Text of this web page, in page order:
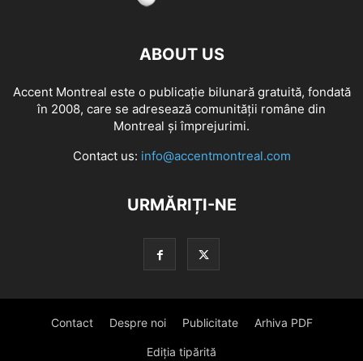
ABOUT US
Accent Montreal este o publicație bilunară gratuită, fondată
în 2008, care se adresează comunităţii române din
Montreal şi împrejurimi.
Contact us: info@accentmontreal.com
URMĂRIȚI-NE
Contact Despre noi Publicitate Arhiva PDF
Ediția tipărită